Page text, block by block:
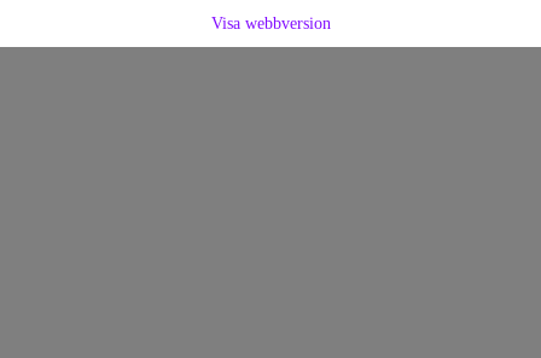
Visa webbversion